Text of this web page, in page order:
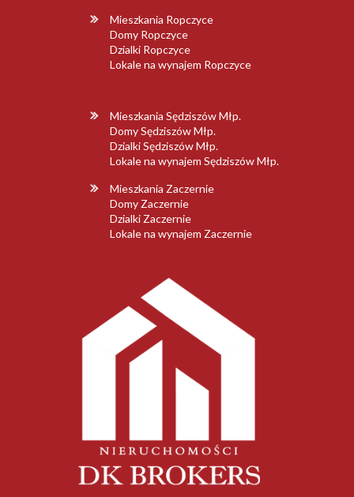
Mieszkania Ropczyce
Domy Ropczyce
Dzialki Ropczyce
Lokale na wynajem Ropczyce
Mieszkania Sędziszów Młp.
Domy Sędziszów Młp.
Dzialki Sędziszów Młp.
Lokale na wynajem Sędziszów Młp.
Mieszkania Zaczernie
Domy Zaczernie
Dzialki Zaczernie
Lokale na wynajem Zaczernie